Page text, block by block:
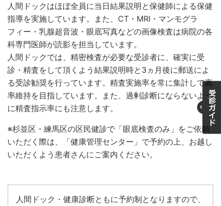
人間ドックはほぼ全員に当日結果説明と保健師による保健
指導を実施しています。また、CT・MRI・マンモグラ
フィー・乳腺超音波・眼底写真などの画像検査は病院の各
科専門医師が読影を担当しています。
人間ドックでは、精密検査が必要な受診者に、確実に受
診・精査をして頂くよう結果説明時と3ヵ月後に郵送によ
る受診勧奨を行っています。精査実施率を常に集計して高
率維持を目指しています。また、過剰診断にならないよう
に精査指示率にも注意します。
※杉並区・練馬区の区民健診で「眼底検査のみ」をご依頼
いただく際は、「健康管理センター」で予約の上、お越し
いただくよう患者さんにご案内ください。
人間ドック・健康診断ともに予約制となりますので、